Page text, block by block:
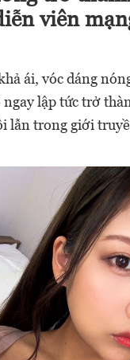
viên
ái, vóc dáng
lập tức trở
lẫn trong giới